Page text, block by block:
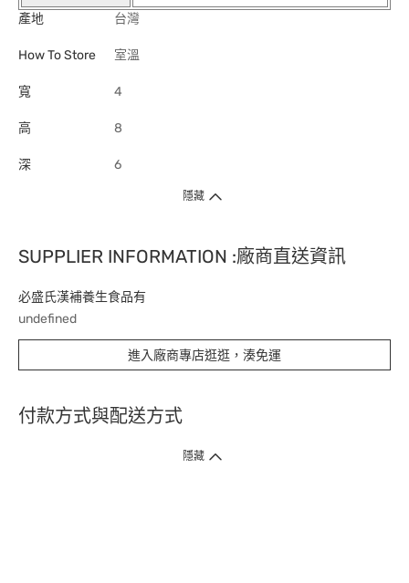
產地
台灣
How To Store 室溫
寬 4
高 8
深 6
隱藏
SUPPLIER INFORMATION :廠商直送資訊
必盛氏漢補養生食品有
undefined
進入廠商專店逛逛，湊免運
付款方式與配送方式
隱藏